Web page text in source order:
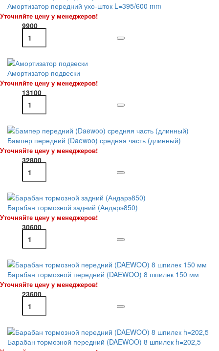
Амортизатор передний ухо-шток L=395/600 mm
Уточняйте цену у менеджеров!
9900
Амортизатор подвески
Уточняйте цену у менеджеров!
13100
Бампер передний (Daewoo) средняя часть (длинный)
Уточняйте цену у менеджеров!
32800
Барабан тормозной задний (Андарэ850)
Уточняйте цену у менеджеров!
30600
Барабан тормозной передний (DAEWOO) 8 шпилек 150 мм
Уточняйте цену у менеджеров!
23600
Барабан тормозной передний (DAEWOO) 8 шпилек h=202,5